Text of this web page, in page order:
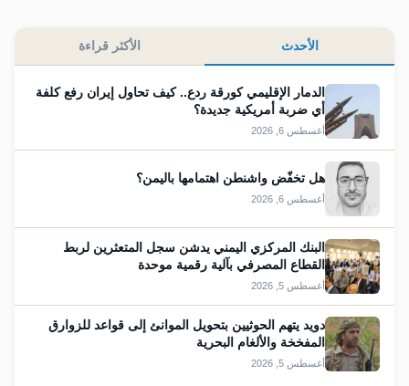
الأحدث الأكثر قراءة
الدمار الإقليمي كورقة ردع.. كيف تحاول إيران رفع كلفة
أي ضربة أمريكية جديدة؟
أغسطس 6, 2026
هل تخفّض واشنطن اهتمامها باليمن؟
أغسطس 6, 2026
البنك المركزي اليمني يدشن سجل المتعثرين لربط
القطاع المصرفي بآلية رقمية موحدة
أغسطس 5, 2026
دويد يتهم الحوثيين بتحويل الموانئ إلى قواعد للزوارق
المفخخة والألغام البحرية
أغسطس 5, 2026